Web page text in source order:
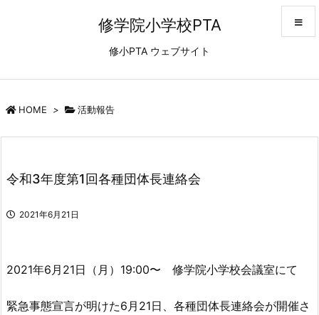
修学院小学校PTA
修小PTA ウェブサイト
HOME > 活動報告
令和3年度第1回各種団体長連絡会
2021年6月21日
2021年6月21日（月）19:00〜 修学院小学校会議室にて
緊急事態宣言が明けた6月21日、各種団体長連絡会が開催さ